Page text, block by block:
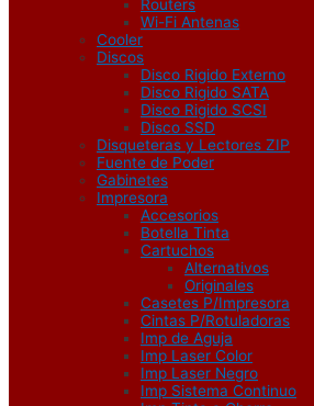
Routers
Wi-Fi Antenas
Cooler
Discos
Disco Rigido Externo
Disco Rigido SATA
Disco Rigido SCSI
Disco SSD
Disqueteras y Lectores ZIP
Fuente de Poder
Gabinetes
Impresora
Accesorios
Botella Tinta
Cartuchos
Alternativos
Originales
Casetes P/Impresora
Cintas P/Rotuladoras
Imp de Aguja
Imp Laser Color
Imp Laser Negro
Imp Sistema Continuo